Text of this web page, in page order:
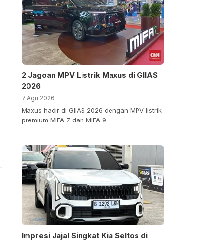
2 Jagoan MPV Listrik Maxus di GIIAS
2026
7 Agu 2026
Maxus hadir di GIIAS 2026 dengan MPV listrik
premium MIFA 7 dan MIFA 9.
Impresi Jajal Singkat Kia Seltos di